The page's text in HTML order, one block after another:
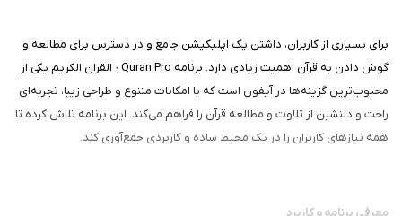
برای بسیاری از کاربران، داشتن یک اپلیکیشن جامع و در دسترس برای مطالعه و
گوش دادن به قرآن اهمیت زیادی دارد. برنامه Quran Pro · القران الكريم یکی از
محبوب‌ترین گزینه‌ها در آیفون است که با امکانات متنوع و طراحی زیبا، تجربه‌ای
راحت و دلنشین از تلاوت و مطالعه قرآن را فراهم می‌کند. این برنامه تلاش کرده تا
همه نیازهای کاربران را در یک محیط ساده و کاربردی جمع‌آوری کند.
معرفی برنامه و کاربرد